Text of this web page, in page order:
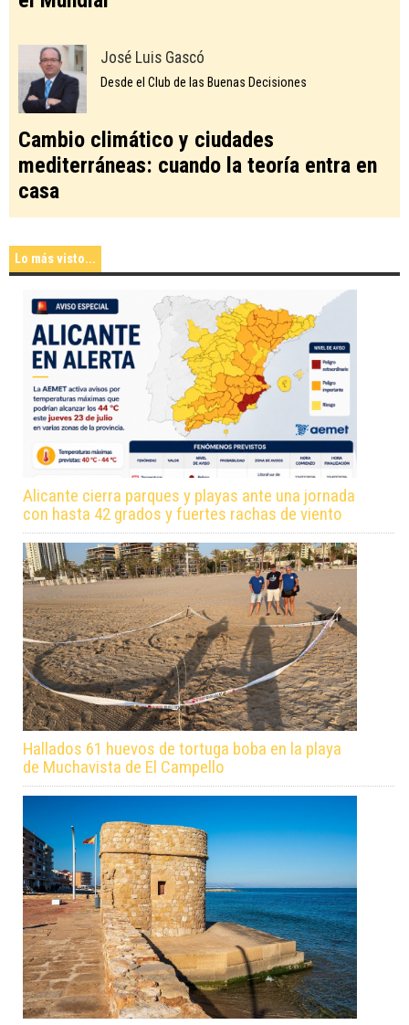
José Luis Gascó
Desde el Club de las Buenas Decisiones
Cambio climático y ciudades
mediterráneas: cuando la teoría entra en
casa
Lo más visto...
Alicante cierra parques y playas ante una jornada
con hasta 42 grados y fuertes rachas de viento
Hallados 61 huevos de tortuga boba en la playa
de Muchavista de El Campello